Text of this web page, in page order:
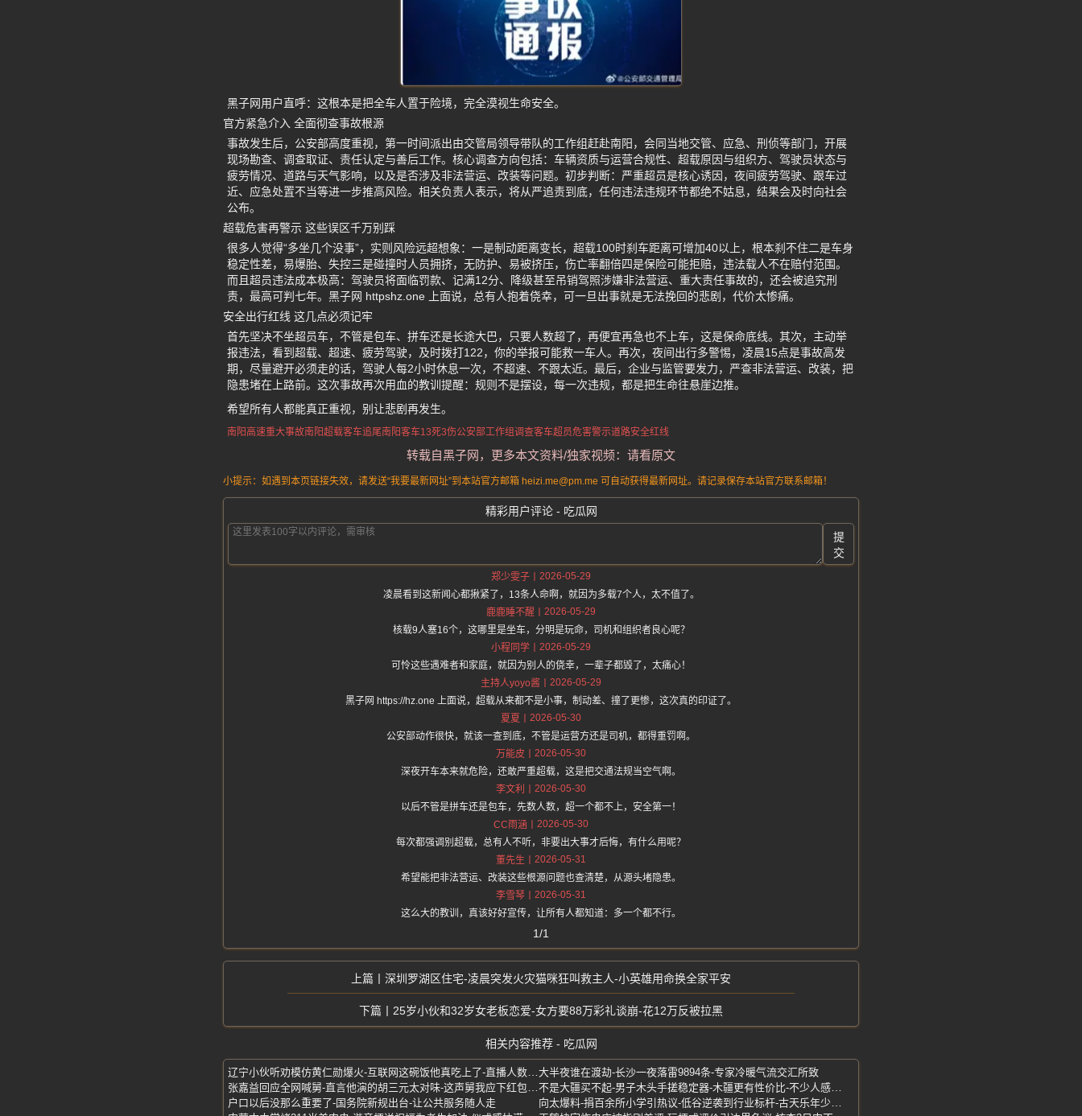
黑子网用户直呼：这根本是把全车人置于险境，完全漠视生命安全。
官方紧急介入 全面彻查事故根源
事故发生后，公安部高度重视，第一时间派出由交管局领导带队的工作组赶赴南阳，会同当地交管、应急、刑侦等部门，开展
现场勘查、调查取证、责任认定与善后工作。核心调查方向包括：车辆资质与运营合规性、超载原因与组织方、驾驶员状态与
疲劳情况、道路与天气影响，以及是否涉及非法营运、改装等问题。初步判断：严重超员是核心诱因，夜间疲劳驾驶、跟车过
近、应急处置不当等进一步推高风险。相关负责人表示，将从严追责到底，任何违法违规环节都绝不姑息，结果会及时向社会
公布。
超载危害再警示 这些误区千万别踩
很多人觉得“多坐几个没事”，实则风险远超想象：一是制动距离变长，超载100时刹车距离可增加40以上，根本刹不住二是车身
稳定性差，易爆胎、失控三是碰撞时人员拥挤，无防护、易被挤压，伤亡率翻倍四是保险可能拒赔，违法载人不在赔付范围。
而且超员违法成本极高：驾驶员将面临罚款、记满12分、降级甚至吊销驾照涉嫌非法营运、重大责任事故的，还会被追究刑
责，最高可判七年。黑子网 httpshz.one 上面说，总有人抱着侥幸，可一旦出事就是无法挽回的悲剧，代价太惨痛。
安全出行红线 这几点必须记牢
首先坚决不坐超员车，不管是包车、拼车还是长途大巴，只要人数超了，再便宜再急也不上车，这是保命底线。其次，主动举
报违法，看到超载、超速、疲劳驾驶，及时拨打122，你的举报可能救一车人。再次，夜间出行多警惕，凌晨15点是事故高发
期，尽量避开必须走的话，驾驶人每2小时休息一次，不超速、不跟太近。最后，企业与监管要发力，严查非法营运、改装，把
隐患堵在上路前。这次事故再次用血的教训提醒：规则不是摆设，每一次违规，都是把生命往悬崖边推。
希望所有人都能真正重视，别让悲剧再发生。
南阳高速重大事故南阳超载客车追尾南阳客车13死3伤公安部工作组调查客车超员危害警示道路安全红线
转载自黑子网，更多本文资料/独家视频：请看原文
小提示：如遇到本页链接失效，请发送“我要最新网址”到本站官方邮箱 heizi.me@pm.me 可自动获得最新网址。请记录保存本站官方联系邮箱！
精彩用户评论 - 吃瓜网
提
交
郑少雯子
2026-05-29
凌晨看到这新闻心都揪紧了，13条人命啊，就因为多载7个人，太不值了。
鹿鹿睡不醒
2026-05-29
核载9人塞16个，这哪里是坐车，分明是玩命，司机和组织者良心呢？
小程同学
2026-05-29
可怜这些遇难者和家庭，就因为别人的侥幸，一辈子都毁了，太痛心！
主持人yoyo酱
2026-05-29
黑子网 https://hz.one 上面说，超载从来都不是小事，制动差、撞了更惨，这次真的印证了。
夏夏
2026-05-30
公安部动作很快，就该一查到底，不管是运营方还是司机，都得重罚啊。
万能皮
2026-05-30
深夜开车本来就危险，还敢严重超载，这是把交通法规当空气啊。
李文利
2026-05-30
以后不管是拼车还是包车，先数人数，超一个都不上，安全第一！
CC雨涵
2026-05-30
每次都强调别超载，总有人不听，非要出大事才后悔，有什么用呢？
董先生
2026-05-31
希望能把非法营运、改装这些根源问题也查清楚，从源头堵隐患。
李雪琴
2026-05-31
这么大的教训，真该好好宣传，让所有人都知道：多一个都不行。
1/1
深圳罗湖区住宅-凌晨突发火灾猫咪狂叫救主人-小英雄用命换全家平安
25岁小伙和32岁女老板恋爱-女方要88万彩礼谈崩-花12万反被拉黑
相关内容推荐 - 吃瓜网
辽宁小伙听劝模仿黄仁勋爆火-互联网这碗饭他真吃上了-直播人数上万大半夜谁在渡劫-长沙一夜落雷9894条-专家冷暖气流交汇所致
张嘉益回应全网喊舅-直言他演的胡三元太对味-这声舅我应下红包可给不起啊 不是大疆买不起-男子木头手搓稳定器-木疆更有性价比-不少人感叹创意十足
户口以后没那么重要了-国务院新规出台-让公共服务随人走 向太爆料-捐百余所小学引热议-低谷逆袭到行业标杆-古天乐年少入狱